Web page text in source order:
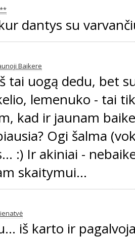
dantys su
Baikere
tai uogą dedu, bet
lemenuko - tai
kad ir jaunam
Ogi šalma
:) Ir akiniai -
skaitymui...
iš karto ir